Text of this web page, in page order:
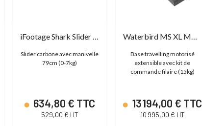
iFootage Shark Slider S1 (Standard)
Slider carbone avec manivelle
79cm (0-7kg)
634,80 € TTC
529,00 € HT
Waterbird MS XL MKII Wired Bundle
Base travelling motorisé
extensible avec kit de
commande filaire (15kg)
13 194,00 € TTC
10 995,00 € HT